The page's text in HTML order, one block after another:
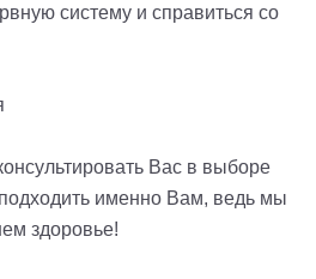
систему и справиться со
Вас в выборе
подходить именно Вам, ведь мы
здоровье!